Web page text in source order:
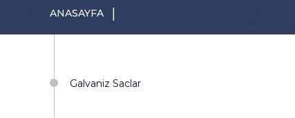
ANASAYFA |
Galvaniz Saclar